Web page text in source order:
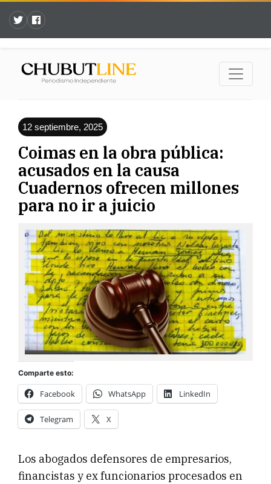
12 septiembre, 2025
Coimas en la obra pública:
acusados en la causa
Cuadernos ofrecen millones
para no ir a juicio
Comparte esto:
Facebook WhatsApp LinkedIn
Telegram X
Los abogados defensores de empresarios,
financistas y ex funcionarios procesados en